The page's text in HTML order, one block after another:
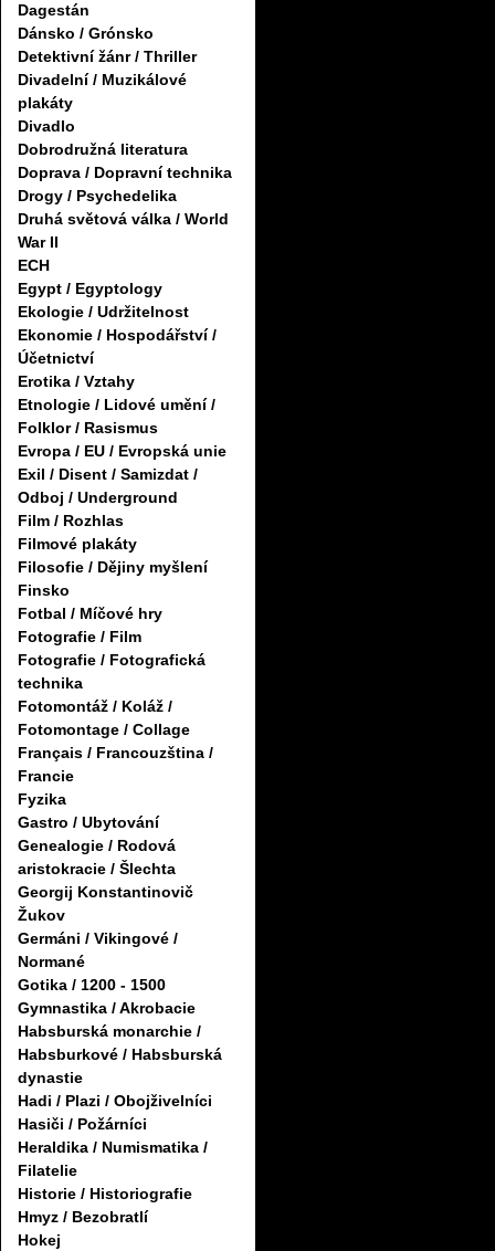
Dagestán
Dánsko / Grónsko
Detektivní žánr / Thriller
Divadelní / Muzikálové
plakáty
Divadlo
Dobrodružná literatura
Doprava / Dopravní technika
Drogy / Psychedelika
Druhá světová válka / World
War II
ECH
Egypt / Egyptology
Ekologie / Udržitelnost
Ekonomie / Hospodářství /
Účetnictví
Erotika / Vztahy
Etnologie / Lidové umění /
Folklor / Rasismus
Evropa / EU / Evropská unie
Exil / Disent / Samizdat /
Odboj / Underground
Film / Rozhlas
Filmové plakáty
Filosofie / Dějiny myšlení
Finsko
Fotbal / Míčové hry
Fotografie / Film
Fotografie / Fotografická
technika
Fotomontáž / Koláž /
Fotomontage / Collage
Français / Francouzština /
Francie
Fyzika
Gastro / Ubytování
Genealogie / Rodová
aristokracie / Šlechta
Georgij Konstantinovič
Žukov
Germáni / Vikingové /
Normané
Gotika / 1200 - 1500
Gymnastika / Akrobacie
Habsburská monarchie /
Habsburkové / Habsburská
dynastie
Hadi / Plazi / Obojživelníci
Hasiči / Požárníci
Heraldika / Numismatika /
Filatelie
Historie / Historiografie
Hmyz / Bezobratlí
Hokej